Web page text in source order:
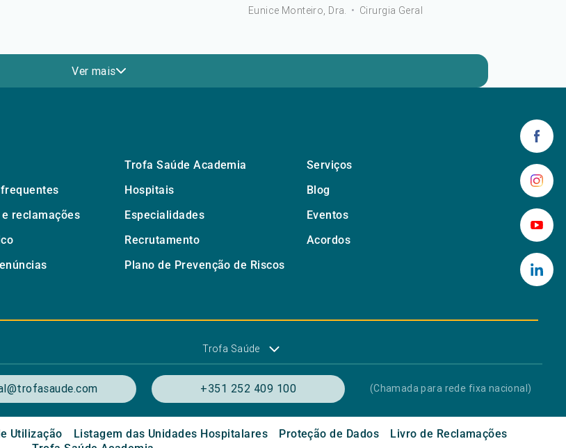
Eunice Monteiro, Dra. • Cirurgia Geral
Ver mais
Trofa Saúde Academia
Serviços
Hospitais
Blog
reclamações
Especialidades
Eventos
Recrutamento
Acordos
Plano de Prevenção de Riscos
Trofa Saúde
+351 252 409 100 (Chamada para rede fixa nacional)
Utilização Listagem das Unidades Hospitalares Proteção de Dados
Livro de Reclamações